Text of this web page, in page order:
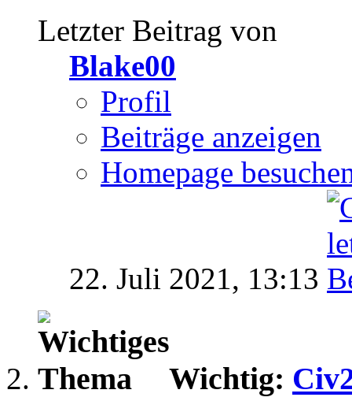
Letzter Beitrag von
Blake00
Profil
Beiträge anzeigen
Homepage
22. Juli 2021, 13:13
Wichtig: